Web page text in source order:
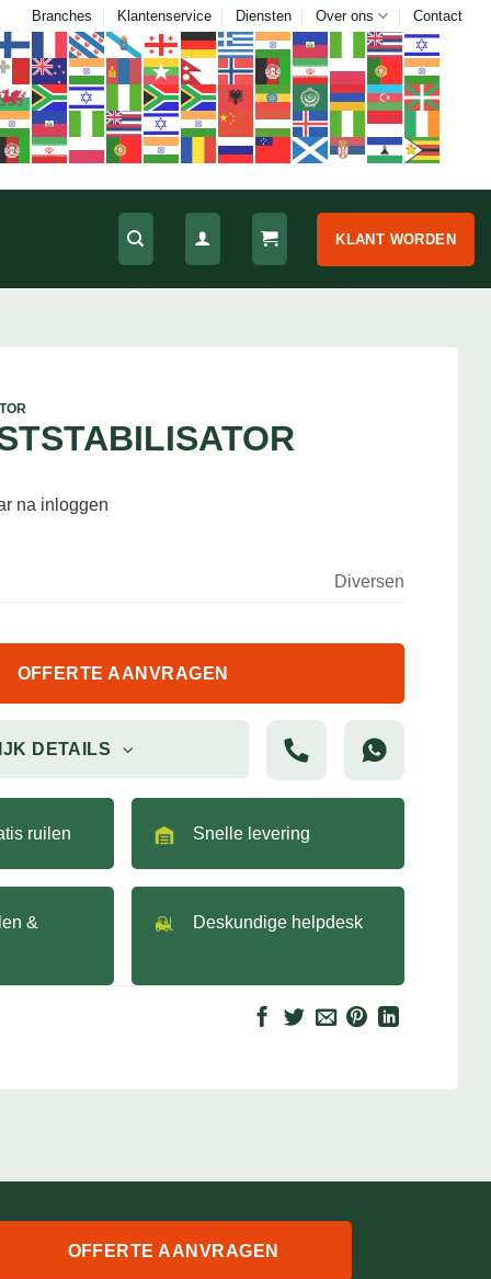
Branches Klantenservice Diensten Over ons Contact
KLANT WORDEN
na inloggen
Diversen
OFFERTE AANVRAGEN
DETAILS
ruilen Snelle levering
&
Deskundige helpdesk
OFFERTE AANVRAGEN